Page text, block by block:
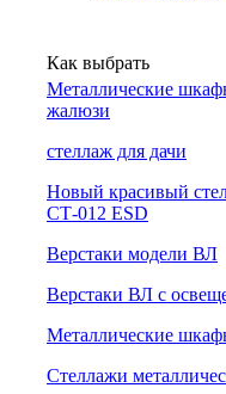
Как выбрать
Металлические
жалюзи
cтеллаж для дачи
Новый красивый
СТ-012 ESD
Верстаки модели ВЛ
Верстаки ВЛ с
Металлические
Стеллажи